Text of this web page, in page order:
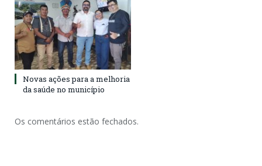
Novas ações para a melhoria
da saúde no município
Os comentários estão fechados.